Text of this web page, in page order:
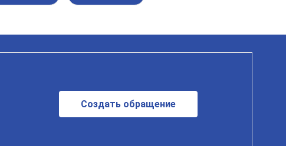
Создать обращение